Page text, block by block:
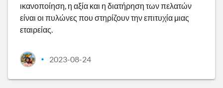
ικανοποίηση, η αξία και η διατήρηση των πελατών
είναι οι πυλώνες που στηρίζουν την επιτυχία μιας
εταιρείας.
• 2023-08-24